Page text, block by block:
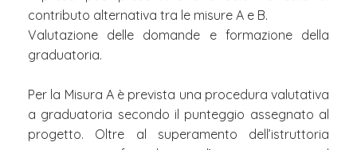
contributo alternativa tra le misure A e B.
Valutazione delle domande e formazione della
graduatoria.
Per la Misura A è prevista una procedura valutativa
a graduatoria secondo il punteggio assegnato al
progetto. Oltre al superamento dell’istruttoria